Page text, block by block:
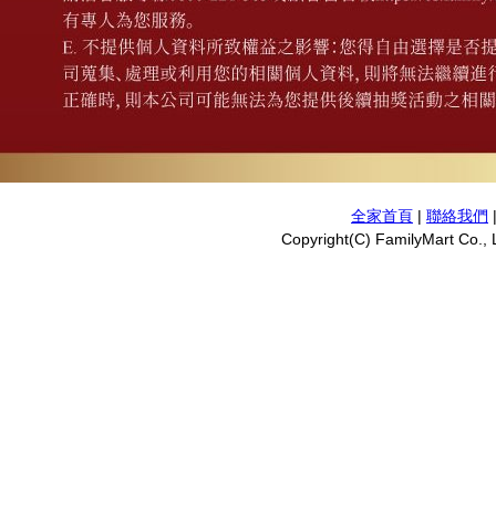
全家首頁 | 聯絡我們 |
Copyright(C) FamilyMart Co.,